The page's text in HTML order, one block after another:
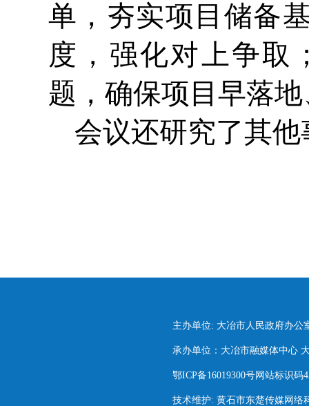
单，夯实项目储备
度，强化对上争取
题，确保项目早落
会议还研究了其
主办单位: 大冶市人民政府办公
承办单位：大冶市融媒体中心
鄂ICP备16019300号网站标识码
技术维护: 黄石市东楚传媒网络